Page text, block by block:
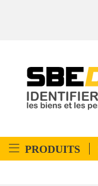
PRODUITS